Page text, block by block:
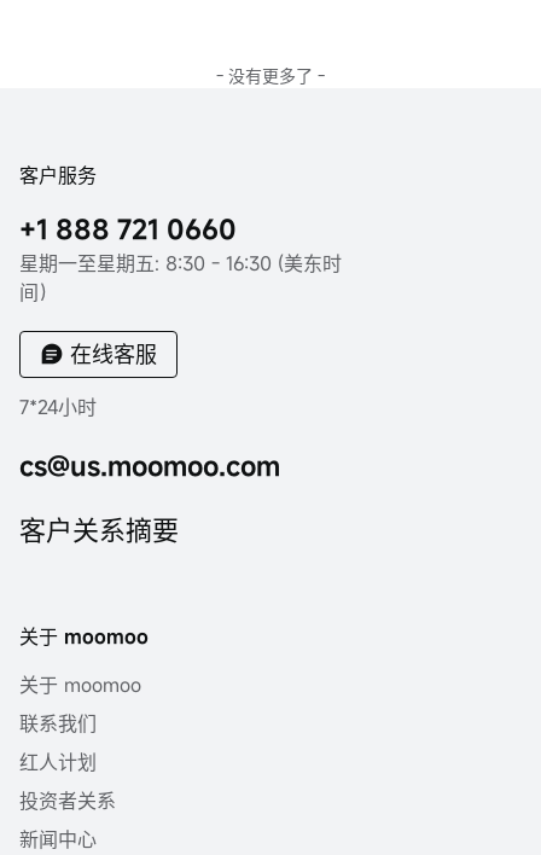
- 没有更多了 -
客户服务
+1 888 721 0660
星期一至星期五: 8:30 - 16:30 (美东时
间）
在线客服
7*24小时
cs@us.moomoo.com
客户关系摘要
关于 moomoo
关于 moomoo
联系我们
红人计划
投资者关系
新闻中心